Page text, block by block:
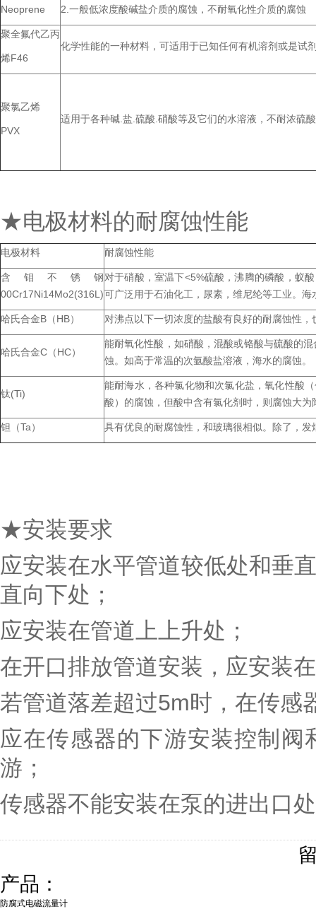
Neoprene 2.一般低浓度酸碱盐介质的腐蚀，不耐氧化性介质的腐蚀
聚全氟代乙丙
烯F46
化学性能的一种材料，可适用于已知任何有机溶剂或是试
聚氯乙烯
PVX
适用于各种碱.盐.硫酸.硝酸等及它们的水溶液，不耐浓硫
★电极材料的耐腐蚀性能
电极材料 耐腐蚀性能
含钼不锈钢
00Cr17Ni14Mo2(316L)
对于硝酸，室温下<5%硫酸，沸腾的磷酸，蚁
可广泛用于石油化工，尿素，维尼纶等工业。海水
哈氏合金B（HB） 对沸点以下一切浓度的盐酸有良好的耐腐蚀性，也耐
哈氏合金C（HC）
能耐氧化性酸，如硝酸，混酸或铬酸与硫
蚀。如高于常温的次氩酸盐溶液，海水的腐蚀。
钛(Ti)
能耐海水，各种氯化物和次氯化盐，氧化性酸（
酸）的腐蚀，但酸中含有氯化剂时，则腐蚀大为
钽（Ta） 具有优良的耐腐蚀性，和玻璃很相似。除了，
★安装要求
应安装在水平管道较低处和垂直
直向下处；
应安装在管道上上升处；
在开口排放管道安装，应安装在
若管道落差超过5m时，在传感
应在传感器的下游安装控制阀
游；
传感器不能安装在泵的进出口处
产品：